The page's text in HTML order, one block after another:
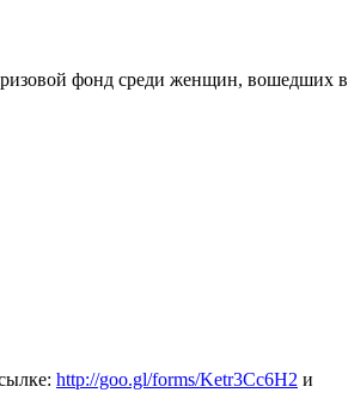
фонд среди женщин, вошедших в
http://goo.gl/forms/Ketr3Cc6H2 и